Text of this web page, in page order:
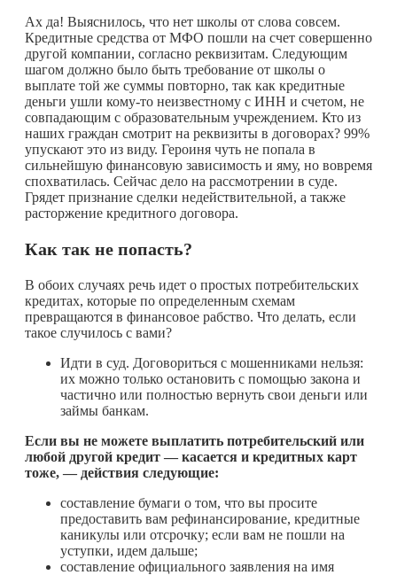
Ах да! Выяснилось, что нет школы от слова совсем.
Кредитные средства от МФО пошли на счет совершенно
другой компании, согласно реквизитам. Следующим
шагом должно было быть требование от школы о
выплате той же суммы повторно, так как кредитные
деньги ушли кому-то неизвестному с ИНН и счетом, не
совпадающим с образовательным учреждением. Кто из
наших граждан смотрит на реквизиты в договорах? 99%
упускают это из виду. Героиня чуть не попала в
сильнейшую финансовую зависимость и яму, но вовремя
спохватилась. Сейчас дело на рассмотрении в суде.
Грядет признание сделки недействительной, а также
расторжение кредитного договора.
Как так не попасть?
В обоих случаях речь идет о простых потребительских
кредитах, которые по определенным схемам
превращаются в финансовое рабство. Что делать, если
такое случилось с вами?
Идти в суд. Договориться с мошенниками нельзя:
их можно только остановить с помощью закона и
частично или полностью вернуть свои деньги или
займы банкам.
Если вы не можете выплатить потребительский или
любой другой кредит — касается и кредитных карт
тоже, — действия следующие:
составление бумаги о том, что вы просите
предоставить вам рефинансирование, кредитные
каникулы или отсрочку; если вам не пошли на
уступки, идем дальше;
составление официального заявления на имя